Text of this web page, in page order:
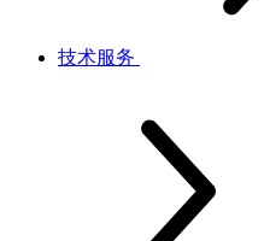
技术服务